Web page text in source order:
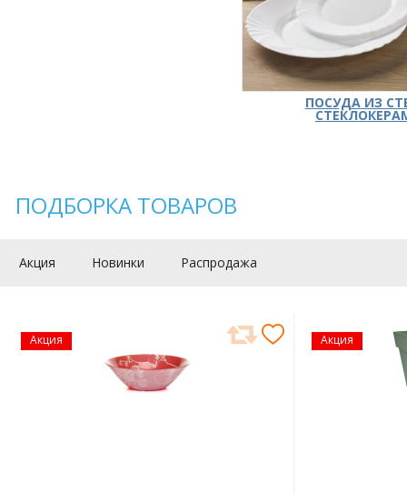
ПОСУДА ИЗ
ПОДБОРКА ТОВАРОВ
Акция Новинки Распродажа
Акция Акция